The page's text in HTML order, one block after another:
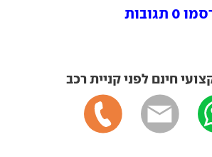
חינם לפני קניית רכב